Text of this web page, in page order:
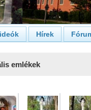
Hírek
emlékek